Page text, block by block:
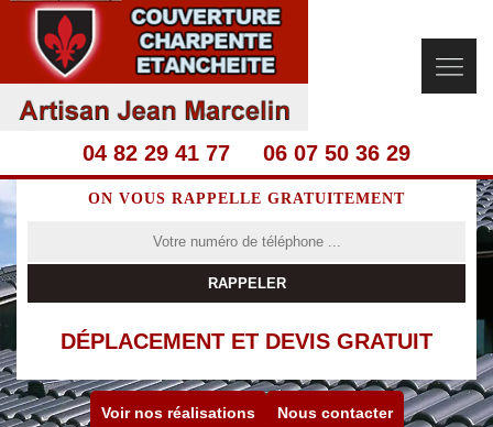
04 82 29 41 77 06 07 50 36 29
ON VOUS RAPPELLE GRATUITEMENT
DÉPLACEMENT ET DEVIS GRATUIT
Voir nos réalisations Nous contacter